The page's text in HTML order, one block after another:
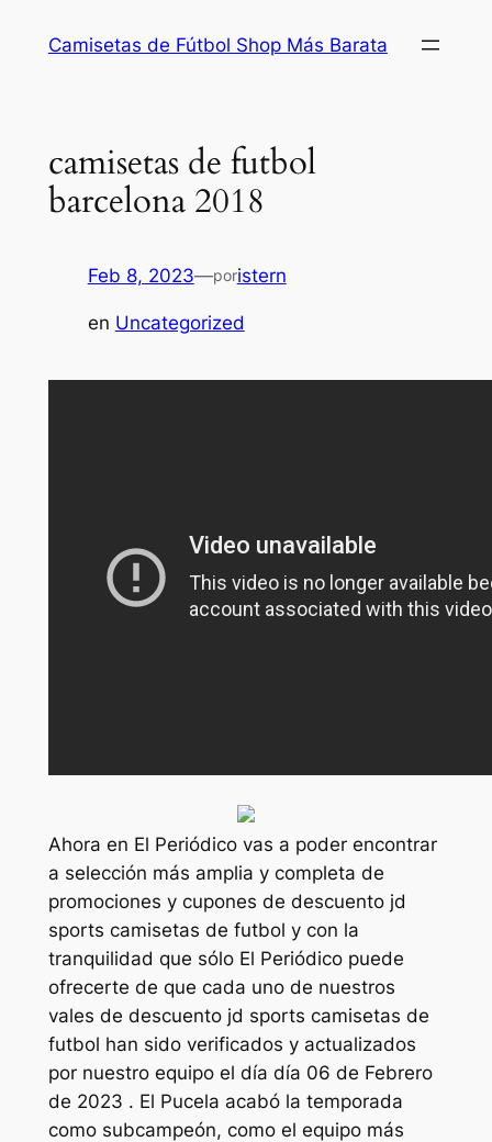
Camisetas de Fútbol Shop Más Barata
camisetas de futbol
barcelona 2018
Feb 8, 2023—poristern
en Uncategorized
Ahora en El Periódico vas a poder encontrar
a selección más amplia y completa de
promociones y cupones de descuento jd
sports camisetas de futbol y con la
tranquilidad que sólo El Periódico puede
ofrecerte de que cada uno de nuestros
vales de descuento jd sports camisetas de
futbol han sido verificados y actualizados
por nuestro equipo el día día 06 de Febrero
de 2023 . El Pucela acabó la temporada
como subcampeón, como el equipo más